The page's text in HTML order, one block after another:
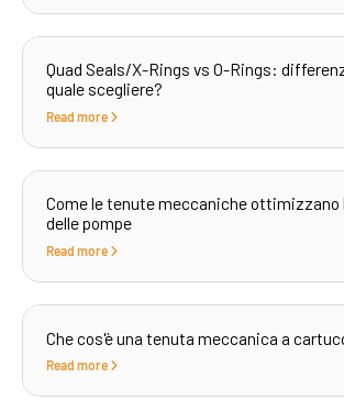
Quad Seals/X-Rings vs O-Rings:
quale scegliere?
Read more
Come le tenute meccaniche ottimizzano
delle pompe
Read more
Che cos'è una tenuta meccanica a
Read more